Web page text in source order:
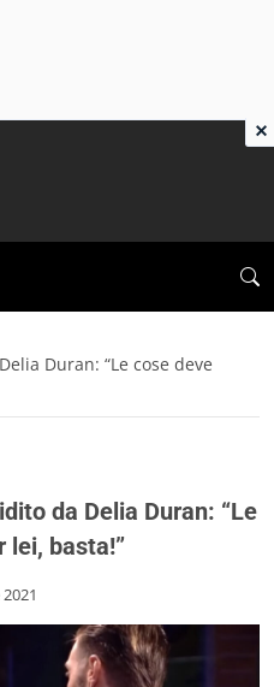
Duran: “Le cose deve
da Delia Duran: “Le
lei, basta!”
×